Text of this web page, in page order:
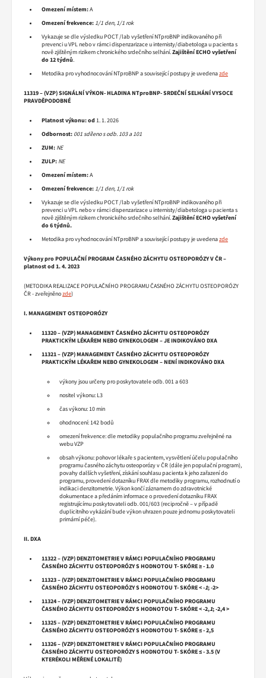
Omezení místem:A
Omezení frekvence: 1/1 den, 1/1 rok
Vykazuje se dle výsledku POCT /lab vyšetření NTproBNP indikovaného při
prevenci u VPL nebo v rámci dispenzarizace u internisty/diabetologa u pacienta s
nově zjištěným rizikem chronického srdečního selhání.Zajištění ECHO vyšetření
do 12 týdnů.
Metodika pro vyhodnocování NTproBNP a související postupy je uvedenazde
11319 – (VZP) SIGNÁLNÍ VÝKON- HLADINA NTproBNP- SRDEČNÍ SELHÁNÍ VYSOCE
PRAVDĚPODOBNÉ
Platnost výkonu:od 1. 1. 2026
Odbornost: 001 sdíleno s odb. 103 a 101
ZUM: NE
ZULP: NE
Omezení místem:A
Omezení frekvence: 1/1 den, 1/1 rok
Vykazuje se dle výsledku POCT /lab vyšetření NTproBNP indikovaného při
prevenci u VPL nebo v rámci dispenzarizace u internisty/diabetologa u pacienta s
nově zjištěným rizikem chronického srdečního selhání.Zajištění ECHO vyšetření
do 6 týdnů.
Metodika pro vyhodnocování NTproBNP a související postupy je uvedenazde
Výkony proPOPULAČNÍPROGRAM ČASNÉHO ZÁCHYTU OSTEOPORÓZY V ČR –
platnost od 1. 4. 2023
(METODIKA REALIZACE POPULAČNÍHO PROGRAMU ČASNÉHO ZÁCHYTU OSTEOPORÓZY
ČR - zveřejněnozde)
I. MANAGEMENT OSTEOPORÓZY
11320 – (VZP) MANAGEMENT ČASNÉHO ZÁCHYTU OSTEOPORÓZY
PRAKTICKÝM LÉKAŘEM NEBO GYNEKOLOGEM – JE INDIKOVÁNO DXA
11321 – (VZP) MANAGEMENT ČASNÉHO ZÁCHYTU OSTEOPORÓZY
PRAKTICKÝM LÉKAŘEM NEBO GYNEKOLOGEM – NENÍ INDIKOVÁNO DXA
výkony jsou určeny pro poskytovatele odb. 001 a 603
nositel výkonu: L3
čas výkonu: 10 min
ohodnocení: 142 bodů
omezení frekvence: dle metodiky populačního programu zveřejněné na
webu VZP
obsah výkonu: pohovor lékaře s pacientem, vysvětlení účelu populačního
programu časného záchytu osteoporózy v ČR (dále jen populační program),
povahy dalších vyšetření, získání souhlasu pacienta k jeho zařazení do
programu, provedení dotazníku FRAX dle metodiky programu, rozhodnutí o
indikaci denzitometrie. Výkon končí záznamem do zdravotnické
dokumentace a předáním informace o provedení dotazníku FRAX
registrujícímu poskytovateli odb. 001/603 (recipročně – v případě
duplicitního vykázání bude výkon uhrazen pouze jednomu poskytovateli
primární péče).
II. DXA
11322 – (VZP) DENZITOMETRIE V RÁMCI POPULAČNÍHO PROGRAMU
ČASNÉHO ZÁCHYTU OSTEOPORÓZY S HODNOTOU T- SKÓRE ≥ - 1.0
11323 – (VZP) DENZITOMETRIE V RÁMCI POPULAČNÍHO PROGRAMU
ČASNÉHO ZÁCHYTU OSTEOPORÓZY S HODNOTOU T- SKÓRE < -1; -2>
11324 – (VZP) DENZITOMETRIE V RÁMCI POPULAČNÍHO PROGRAMU
ČASNÉHO ZÁCHYTU OSTEOPORÓZY S HODNOTOU T- SKÓRE < -2,1; -2,4 >
11325 – (VZP) DENZITOMETRIE V RÁMCI POPULAČNÍHO PROGRAMU
ČASNÉHO ZÁCHYTU OSTEOPORÓZY S HODNOTOU T- SKÓRE ≤ - 2,5
11326 – (VZP) DENZITOMETRIE V RÁMCI POPULAČNÍHO PROGRAMU
ČASNÉHO ZÁCHYTU OSTEOPORÓZY S HODNOTOU T- SKÓRE ≤ - 3.5 (V
KTERÉKOLI MĚŘENÉ LOKALITĚ)